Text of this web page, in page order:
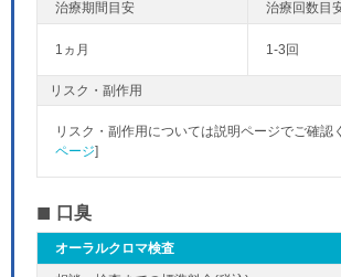
1ヵ月 1-3回
リスク・副作用
リスク・副作用については説明ページでご確認
ページ]
口臭
オーラルクロマ検査